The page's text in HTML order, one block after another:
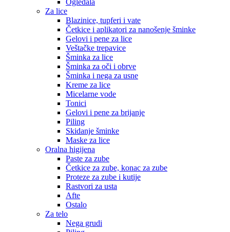
Ogledala
Za lice
Blazinice, tupferi i vate
Četkice i aplikatori za nanošenje šminke
Gelovi i pene za lice
Veštačke trepavice
Šminka za lice
Šminka za oči i obrve
Šminka i nega za usne
Kreme za lice
Micelarne vode
Tonici
Gelovi i pene za brijanje
Piling
Skidanje šminke
Maske za lice
Oralna higijena
Paste za zube
Četkice za zube, konac za zube
Proteze za zube i kutije
Rastvori za usta
Afte
Ostalo
Za telo
Nega grudi